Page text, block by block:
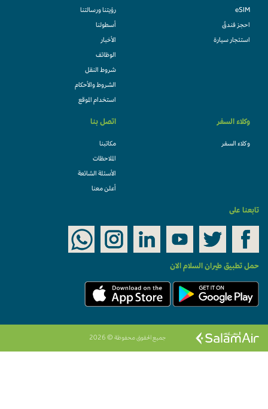
eSIM
احجز فندقً
استئجار سيارة
رؤيتنا ورسالتنا
أسطولنا
الأخبار
الوظائف
شروط النقل
الشروط والأحكام
استخدام الموقع
وكلاء السفر
وكلاء السفر
اتصل بنا
مكاتبنا
الملاحظات
الأسئلة الشائعة
أعلن معنا
تابعنا على
حمل تطبيق طيران السلام الان
جميع الحقوق محفوظة © 2026